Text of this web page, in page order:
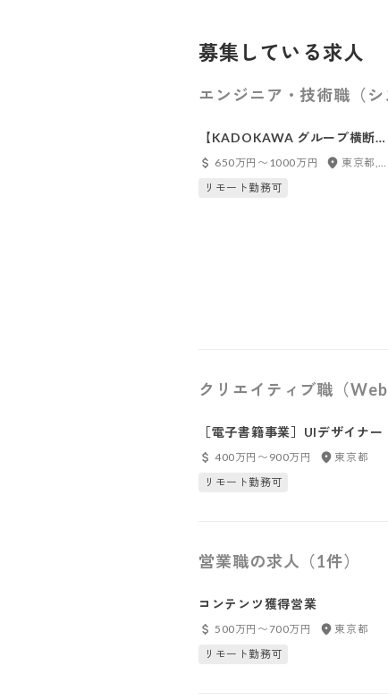
募集している求人
エンジニア・技術職（
【KADOKAWA グループ横断】
クラウド開発基盤エンジニア
650万円〜1000万円
東京都, フルリモート
リモート勤務可
クリエイティブ職（
［電子書籍事業］UIデザイナー
400万円〜900万円
東京都
リモート勤務可
営業職の求人（1件）
コンテンツ獲得営業
500万円〜700万円
東京都
リモート勤務可